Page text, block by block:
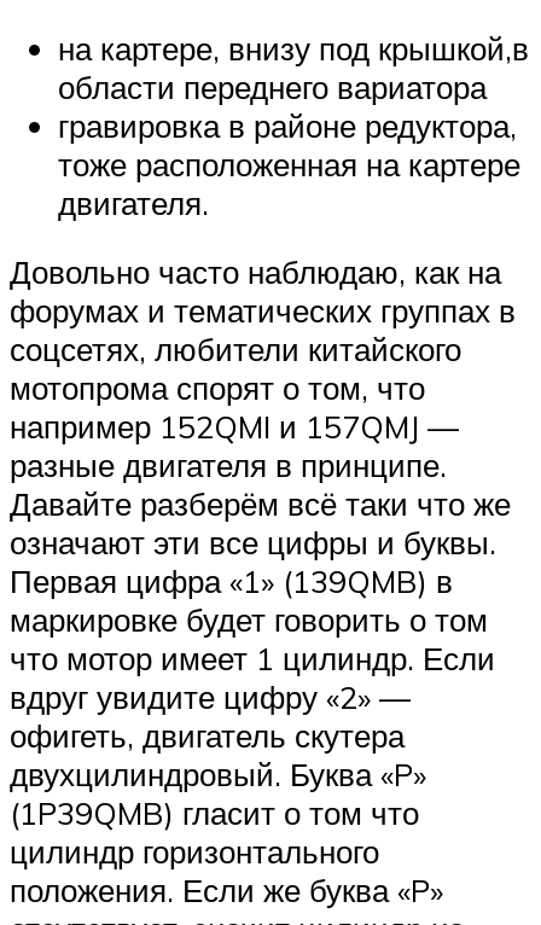
на картере, внизу под крышкой,в
области переднего вариатора
гравировка в районе редуктора,
тоже расположенная на картере
двигателя.
Довольно часто наблюдаю, как на
форумах и тематических группах в
соцсетях, любители китайского
мотопрома спорят о том, что
например 152QMI и 157QMJ —
разные двигателя в принципе.
Давайте разберём всё таки что же
означают эти все цифры и буквы.
Первая цифра «1» (139QMB) в
маркировке будет говорить о том
что мотор имеет 1 цилиндр. Если
вдруг увидите цифру «2» —
офигеть, двигатель скутера
двухцилиндровый. Буква «P»
(1P39QMB) гласит о том что
цилиндр горизонтального
положения. Если же буква «P»